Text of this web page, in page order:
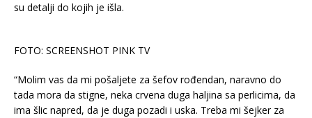
su detalji do kojih je išla.
FOTO: SCREENSHOT PINK TV
“Molim vas da mi pošaljete za šefov rođendan, naravno do
tada mora da stigne, neka crvena duga haljina sa perlicima, da
ima šlic napred, da je duga pozadi i uska. Treba mi šejker za